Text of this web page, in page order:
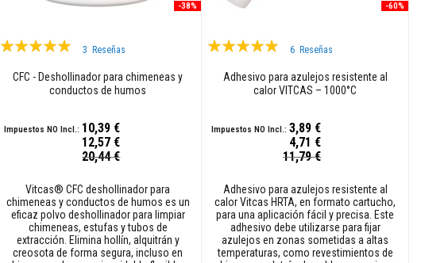
-38%
Valoración:
3 Reseñas
CFC - Deshollinador para chimeneas y
conductos de humos
12,57 €
10,39 €
20,44 €
Vitcas® CFC deshollinador para
chimeneas y conductos de humos es un
eficaz polvo deshollinador para limpiar
chimeneas, estufas y tubos de
extracción. Elimina hollín, alquitrán y
creosota de forma segura, incluso en
-60%
Valoración:
6 Reseñas
Adhesivo para azulejos resistente al
calor VITCAS – 1000°C
4,71 €
3,89 €
11,79 €
Adhesivo para azulejos resistente al
calor Vitcas HRTA, en formato cartucho,
para una aplicación fácil y precisa. Este
adhesivo debe utilizarse para fijar
azulejos en zonas sometidas a altas
temperaturas, como revestimientos de